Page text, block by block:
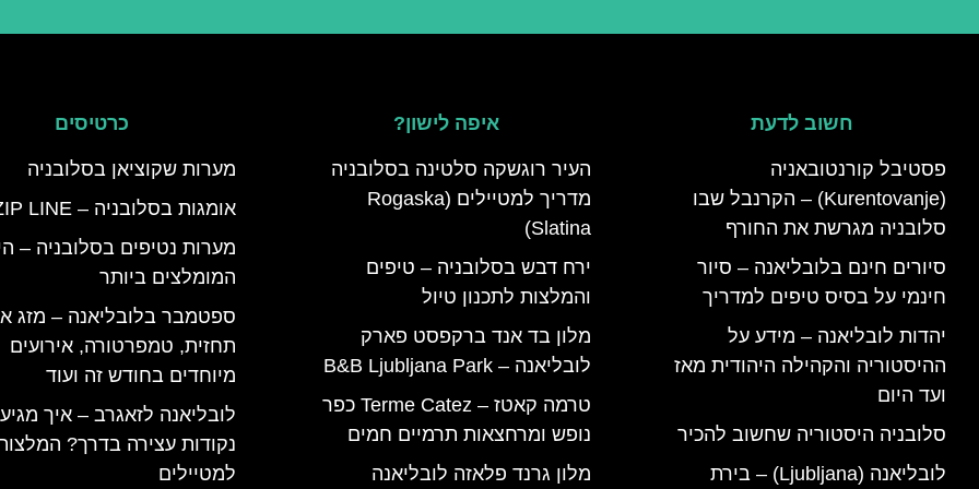
חשוב לדעת
פסטיבל קורנטובאניה
(Kurentovanje) – הקרנבל שבו
סלובניה מגרשת את החורף
סיורים חינם בלובליאנה – סיור
חינמי על בסיס טיפים למדריך
יהדות לובליאנה – מידע על
ההיסטוריה והקהילה היהודית מאז
ועד היום
סלובניה היסטוריה שחשוב להכיר
לובליאנה (Ljubljana) – בירת
איפה לישון?
העיר רוגשקה סלטינה בסלובניה
מדריך למטיילים (Rogaska
Slatina)
ירח דבש בסלובניה – טיפים
והמלצות לתכנון טיול
מלון בד אנד ברקפסט פארק
לובליאנה – B&B Ljubljana Park
טרמה קאטז – Terme Catez כפר
נופש ומרחצאות תרמיים חמים
מלון גרנד פלאזה לובליאנה
כרטיסים
מערות שקוציאן בסלובניה
אומגות בסלובניה – ZIP LINE
מערות נטיפים בסלובניה –
המומלצים ביותר
ספטמבר בלובליאנה – מזג
תחזית, טמפרטורה, אירועים
מיוחדים בחודש זה ועוד
לובליאנה לזאגרב – איך
נקודות עצירה בדרך?
למטיילים